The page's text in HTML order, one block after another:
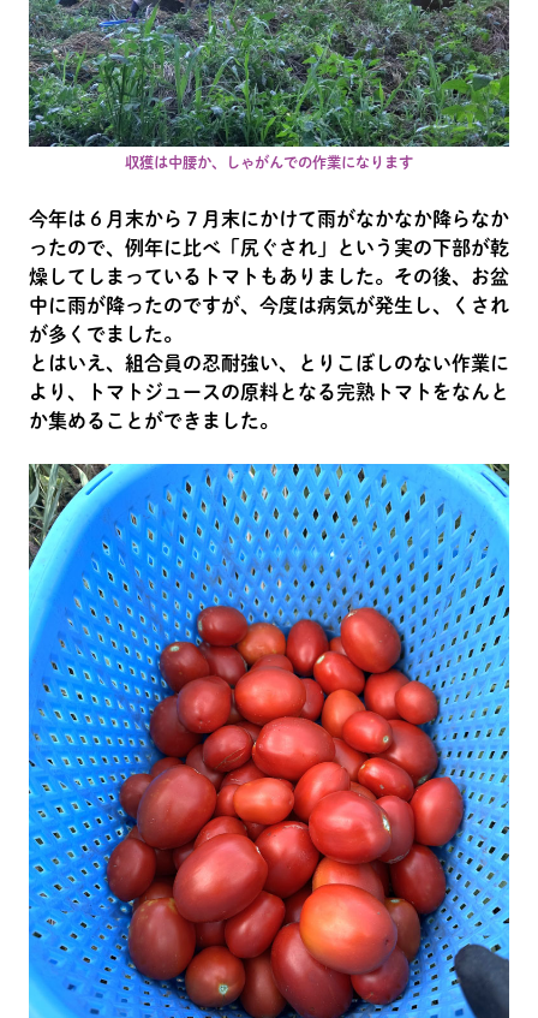
収獲は中腰か、しゃがんでの作業になります
今年は６月末から７月末にかけて雨がなかなか降らなか
ったので、例年に比べ「尻ぐされ」という実の下部が乾
燥してしまっているトマトもありました。その後、お盆
中に雨が降ったのですが、今度は病気が発生し、くされ
が多くでました。
とはいえ、組合員の忍耐強い、とりこぼしのない作業に
より、トマトジュースの原料となる完熟トマトをなんと
か集めることができました。